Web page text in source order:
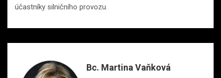
účastníky silničního provozu.
Bc. Martina Vaňková